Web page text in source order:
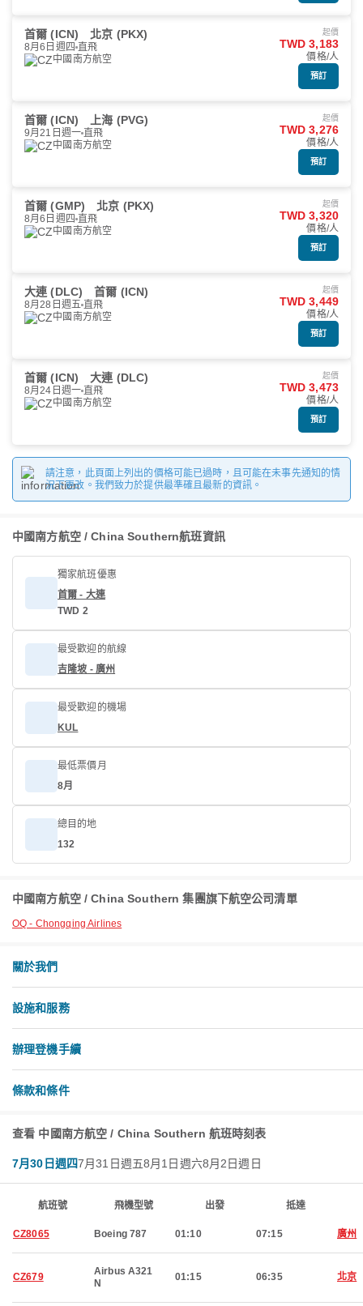
首爾 (ICN) 北京 (PKX)
8月6日週四 直飛
中國南方航空
起價
TWD 3,183
價格/人
預訂
首爾 (ICN) 上海 (PVG)
9月21日週一 直飛
中國南方航空
起價
TWD 3,276
價格/人
預訂
首爾 (GMP) 北京 (PKX)
8月6日週四 直飛
中國南方航空
起價
TWD 3,320
價格/人
預訂
大連 (DLC) 首爾 (ICN)
8月28日週五 直飛
中國南方航空
起價
TWD 3,449
價格/人
預訂
首爾 (ICN) 大連 (DLC)
8月24日週一 直飛
中國南方航空
起價
TWD 3,473
價格/人
預訂
請注意，此頁面上列出的價格可能已過時，且可能在未事先通知的情
況下更改。我們致力於提供最準確且最新的資訊。
中國南方航空 / China Southern航班資訊
獨家航班優惠
首爾 - 大連
TWD 2
最受歡迎的航線
吉隆坡 - 廣州
最受歡迎的機場
KUL
最低票價月
8月
總目的地
132
中國南方航空 / China Southern 集團旗下航空公司清單
OQ - Chongqing Airlines
關於我們
設施和服務
辦理登機手續
條款和條件
查看 中國南方航空 / China Southern 航班時刻表
7月30日週四7月31日週五8月1日週六8月2日週日
航班號 飛機型號 出發 抵達
CZ8065 Boeing 787 01:10 07:15 廣州
CZ679
Airbus A321
N
01:15 06:35 北京